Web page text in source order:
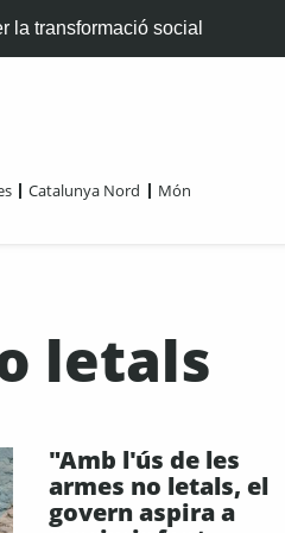
la transformació social
Catalunya Nord Món
letals
"Amb l'ús de les
armes no letals, el
govern aspira a